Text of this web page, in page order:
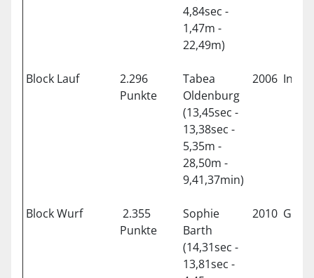
4,84sec -
1,47m -
22,49m)
Block Lauf
2.296
Punkte
Tabea
Oldenburg
(13,45sec -
13,38sec -
5,35m -
28,50m -
9,41,37min)
2006
Block Wurf
2.355
Punkte
Sophie
Barth
(14,31sec -
13,81sec -
2010